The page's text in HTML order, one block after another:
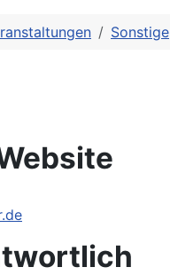
Sonstige